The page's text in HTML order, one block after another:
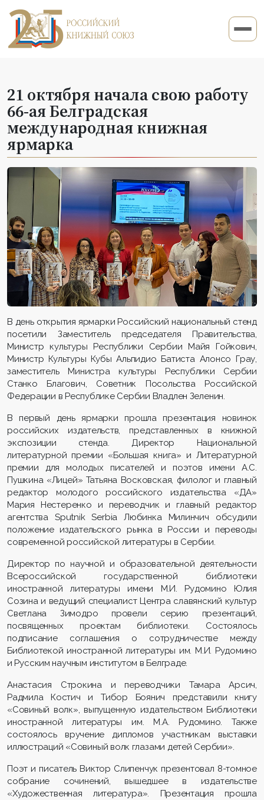
21 октября начала свою работу
66-ая Белградская
международная книжная
ярмарка
В день открытия ярмарки Российский национальный стенд
посетили Заместитель председателя Правительства,
Министр культуры Республики Сербии Майя Гойкович,
Министр Культуры Кубы Альпидио Батиста Алонсо Грау,
заместитель Министра культуры Республики Сербии
Станко Благович, Советник Посольства Российской
Федерации в Республике Сербии Владлен Зеленин.
В первый день ярмарки прошла презентация новинок
российских издательств, представленных в книжной
экспозиции стенда. Директор Национальной
литературной премии «Большая книга» и Литературной
премии для молодых писателей и поэтов имени А.С.
Пушкина «Лицей» Татьяна Восковская, филолог и главный
редактор молодого российского издательства «ДА»
Мария Нестеренко и переводчик и главный редактор
агентства Sputnik Serbia Любинка Милинчич обсудили
положение издательского рынка в России и переводы
современной российской литературы в Сербии.
Директор по научной и образовательной деятельности
Всероссийской государственной библиотеки
иностранной литературы имени М.И. Рудомино Юлия
Созина и ведущий специалист Центра славянский культур
Светлана Зимодро провели серию презентаций,
посвященных проектам библиотеки. Состоялось
подписание соглашения о сотрудничестве между
Библиотекой иностранной литературы им. М.И. Рудомино
и Русским научным институтом в Белграде.
Анастасия Строкина и переводчики Тамара Арсич,
Радмила Костич и Тибор Боянич представили книгу
«Совиный волк», выпущенную издательством Библиотеки
иностранной литературы им. М.А. Рудомино. Также
состоялось вручение дипломов участникам выставки
иллюстраций «Совиный волк глазами детей Сербии».
Поэт и писатель Виктор Слипенчук презентовал 8-томное
собрание сочинений, вышедшее в издательстве
«Художественная литература». Презентация прошла